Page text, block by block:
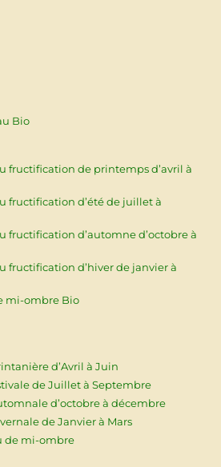
Bio
fructification de printemps d’avril à
fructification d’été de juillet à
fructification d’automne d’octobre à
fructification d’hiver de janvier à
mi-ombre Bio
d’Avril à Juin
de Juillet à Septembre
d’octobre à décembre
de Janvier à Mars
de mi-ombre